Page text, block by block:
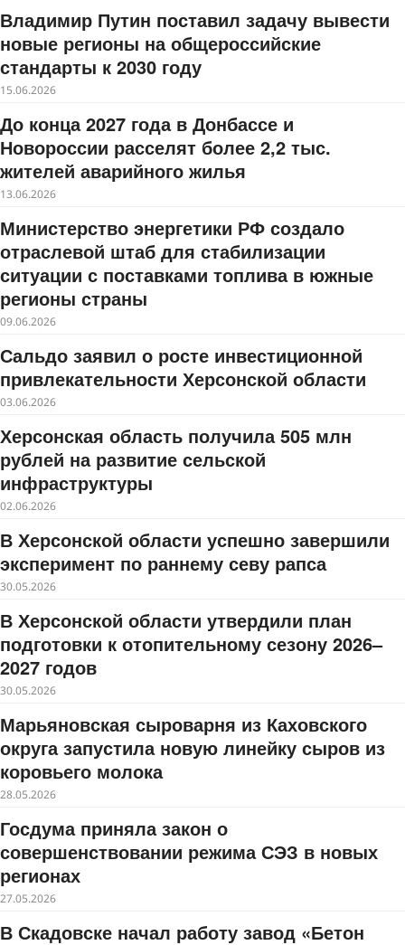
Владимир Путин поставил задачу вывести
новые регионы на общероссийские
стандарты к 2030 году
15.06.2026
До конца 2027 года в Донбассе и
Новороссии расселят более 2,2 тыс.
жителей аварийного жилья
13.06.2026
Министерство энергетики РФ создало
отраслевой штаб для стабилизации
ситуации с поставками топлива в южные
регионы страны
09.06.2026
Сальдо заявил о росте инвестиционной
привлекательности Херсонской области
03.06.2026
Херсонская область получила 505 млн
рублей на развитие сельской
инфраструктуры
02.06.2026
В Херсонской области успешно завершили
эксперимент по раннему севу рапса
30.05.2026
В Херсонской области утвердили план
подготовки к отопительному сезону 2026–
2027 годов
30.05.2026
Марьяновская сыроварня из Каховского
округа запустила новую линейку сыров из
коровьего молока
28.05.2026
Госдума приняла закон о
совершенствовании режима СЭЗ в новых
регионах
27.05.2026
В Скадовске начал работу завод «Бетон